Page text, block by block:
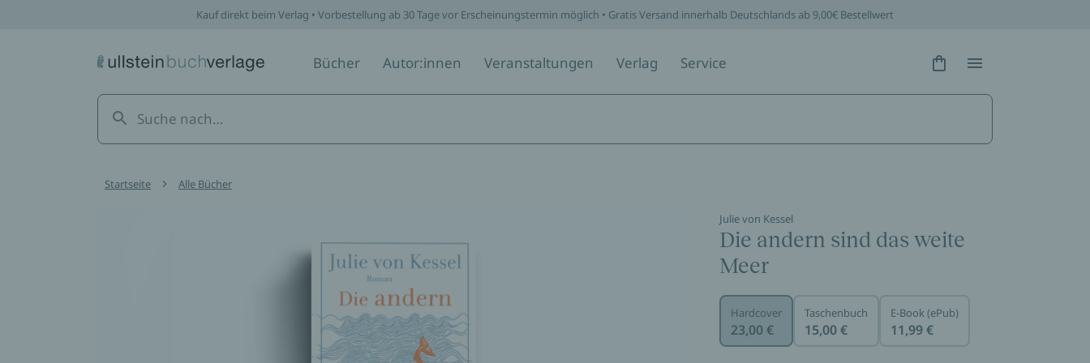
Kauf direkt beim Verlag • Vorbestellung ab 30 Tage vor Erscheinungstermin möglich • Gratis Versand innerhalb Deutschlands ab 9,00€ Bestellwert
Bücher Autor:innen Veranstaltungen Verlag Service Hidden Text
Hidden Text
Startseite Alle Bücher
Julie von Kessel
Die andern sind das weite
Meer
Hardcover
23,00 €
Taschenbuch
15,00 €
E-Book (ePub)
11,99 €